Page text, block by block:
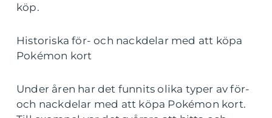
köp.
Historiska för- och nackdelar med att köpa
Pokémon kort
Under åren har det funnits olika typer av för-
och nackdelar med att köpa Pokémon kort.